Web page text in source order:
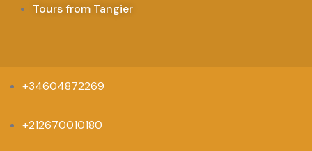
Tours from Tangier
+34604872269
+212670010180